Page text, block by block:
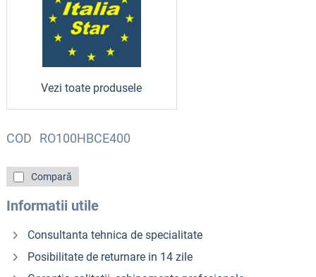
Compară
Informatii utile
Consultanta tehnica de specialitate
Posibilitate de returnare in 14 zile
COD RO100HBCE400
Vezi toate produsele